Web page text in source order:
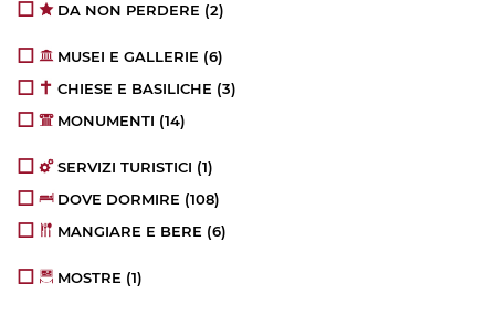
DA NON PERDERE (2)
MUSEI E GALLERIE (6)
CHIESE E BASILICHE (3)
MONUMENTI (14)
SERVIZI TURISTICI (1)
DOVE DORMIRE (108)
MANGIARE E BERE (6)
MOSTRE (1)